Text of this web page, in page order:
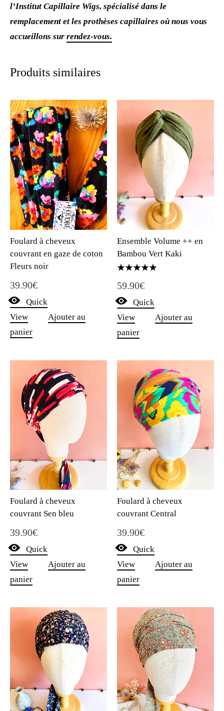
l’Institut Capillaire Wigs, spécialisé dans le
remplacement et les prothèses capillaires où nous vous
accueillons sur rendez-vous.
Produits similaires
Foulard à cheveux
couvrant en gaze de coton
Fleurs noir
39.90€
Quick
View
Ajouter au
panier
Ensemble Volume ++ en
Bambou Vert Kaki
5.00
sur 5
59.90€
Quick
View
Ajouter au
panier
Foulard à cheveux
couvrant Sen bleu
39.90€
Quick
View
Ajouter au
panier
Foulard à cheveux
couvrant Central
39.90€
Quick
View
Ajouter au
panier